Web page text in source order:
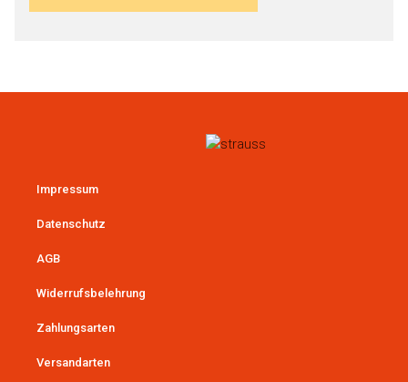
Impressum
Datenschutz
AGB
Widerrufsbelehrung
Zahlungsarten
Versandarten